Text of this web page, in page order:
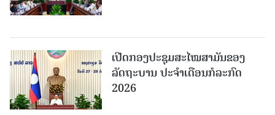
ເປີດກອງປະຊຸມສະໄໝສາມັນຂອງ
ລັດຖະບານ ປະຈໍາເດືອນກໍລະກົດ
2026